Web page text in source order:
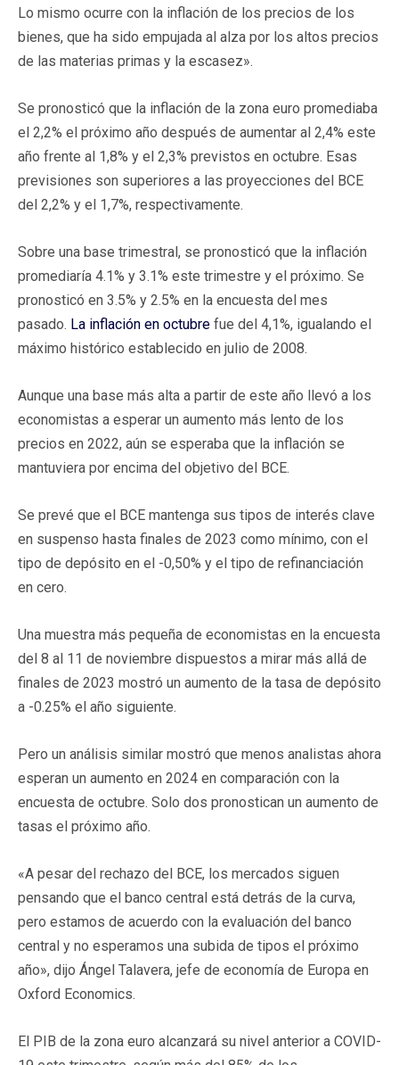
Lo mismo ocurre con la inflación de los precios de los
bienes, que ha sido empujada al alza por los altos precios
de las materias primas y la escasez».
Se pronosticó que la inflación de la zona euro promediaba
el 2,2% el próximo año después de aumentar al 2,4% este
año frente al 1,8% y el 2,3% previstos en octubre. Esas
previsiones son superiores a las proyecciones del BCE
del 2,2% y el 1,7%, respectivamente.
Sobre una base trimestral, se pronosticó que la inflación
promediaría 4.1% y 3.1% este trimestre y el próximo. Se
pronosticó en 3.5% y 2.5% en la encuesta del mes
pasado. La inflación en octubre fue del 4,1%, igualando el
máximo histórico establecido en julio de 2008.
Aunque una base más alta a partir de este año llevó a los
economistas a esperar un aumento más lento de los
precios en 2022, aún se esperaba que la inflación se
mantuviera por encima del objetivo del BCE.
Se prevé que el BCE mantenga sus tipos de interés clave
en suspenso hasta finales de 2023 como mínimo, con el
tipo de depósito en el -0,50% y el tipo de refinanciación
en cero.
Una muestra más pequeña de economistas en la encuesta
del 8 al 11 de noviembre dispuestos a mirar más allá de
finales de 2023 mostró un aumento de la tasa de depósito
a -0.25% el año siguiente.
Pero un análisis similar mostró que menos analistas ahora
esperan un aumento en 2024 en comparación con la
encuesta de octubre. Solo dos pronostican un aumento de
tasas el próximo año.
«A pesar del rechazo del BCE, los mercados siguen
pensando que el banco central está detrás de la curva,
pero estamos de acuerdo con la evaluación del banco
central y no esperamos una subida de tipos el próximo
año», dijo Ángel Talavera, jefe de economía de Europa en
Oxford Economics.
El PIB de la zona euro alcanzará su nivel anterior a COVID-